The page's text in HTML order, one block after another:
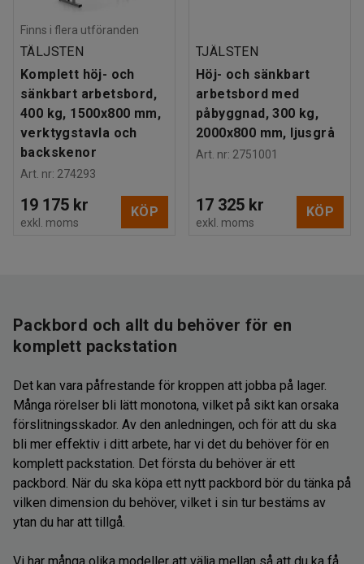
Finns i flera utföranden
TÄLJSTEN
Komplett höj- och
sänkbart arbetsbord,
400 kg, 1500x800 mm,
verktygstavla och
backskenor
Art. nr: 274293
19 175 kr
exkl. moms
KÖP
TJÄLSTEN
Höj- och sänkbart
arbetsbord med
påbyggnad, 300 kg,
2000x800 mm, ljusgrå
Art. nr: 2751001
17 325 kr
exkl. moms
KÖP
Packbord och allt du behöver för en
komplett packstation
Det kan vara påfrestande för kroppen att jobba på lager.
Många rörelser bli lätt monotona, vilket på sikt kan orsaka
förslitningsskador. Av den anledningen, och för att du ska
bli mer effektiv i ditt arbete, har vi det du behöver för en
komplett packstation. Det första du behöver är ett
packbord. När du ska köpa ett nytt packbord bör du tänka på
vilken dimension du behöver, vilket i sin tur bestäms av
ytan du har att tillgå.
Vi har många olika modeller att välja mellan så att du ka få